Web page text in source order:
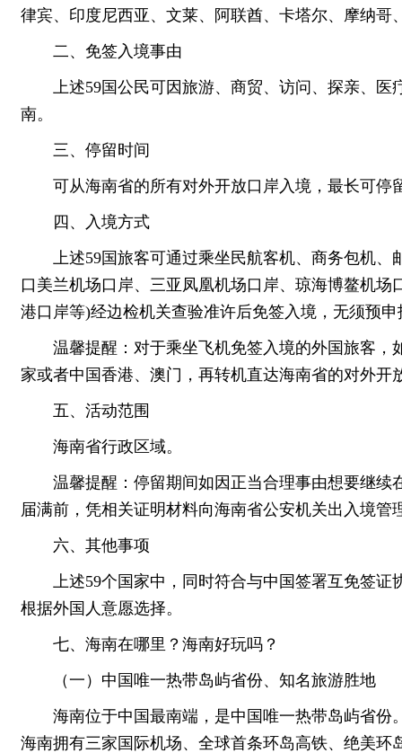
律宾、印度尼西亚、文莱、阿联酋、卡塔尔、摩纳哥
二、免签入境事由
上述59国公民可因旅游、商贸、访问、探亲、
南。
三、停留时间
可从海南省的所有对外开放口岸入境，最长可停
四、入境方式
上述59国旅客可通过乘坐民航客机、商务包机
口美兰机场口岸、三亚凤凰机场口岸、琼海博鳌机
港口岸等)经边检机关查验准许后免签入境，无须预申
温馨提醒：对于乘坐飞机免签入境的外国旅客
家或者中国香港、澳门，再转机直达海南省的对外开
五、活动范围
海南省行政区域。
温馨提醒：停留期间如因正当合理事由想要继
届满前，凭相关证明材料向海南省公安机关出入境管
六、其他事项
上述59个国家中，同时符合与中国签署互免签
根据外国人意愿选择。
七、海南在哪里？海南好玩吗？
（一）中国唯一热带岛屿省份、知名旅游胜地
海南位于中国最南端，是中国唯一热带岛屿省
海南拥有三家国际机场、全球首条环岛高铁、绝美